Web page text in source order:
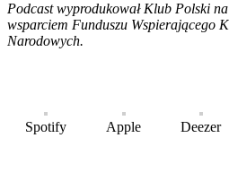
Podcast wyprodukował Klub Polski
wsparciem Funduszu Wspierającego
Narodowych.
Spotify Apple Deezer